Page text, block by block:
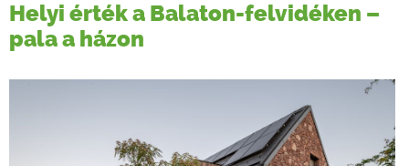
ONLINE KÉPZÉSEK
Helyi érték a Balaton-felvidéken –
pala a házon